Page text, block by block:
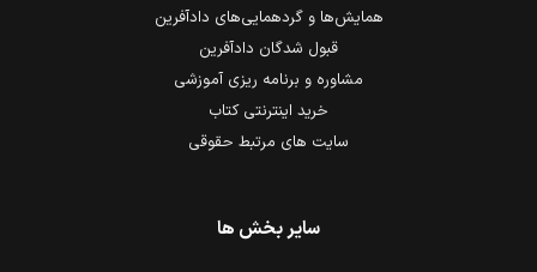
همایش‌ها و گردهمایی‌های دادآفرین
قبول شدگان دادآفرین
مشاوره و برنامه ریزی آموزشی
خرید اینترنتی کتاب
سایت های مرتبط حقوقی
سایر بخش ها